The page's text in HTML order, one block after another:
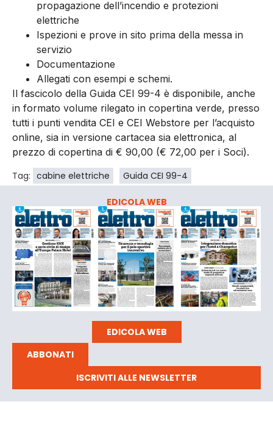
propagazione dell’incendio e protezioni
elettriche
Ispezioni e prove in sito prima della messa in
servizio
Documentazione
Allegati con esempi e schemi.
Il fascicolo della Guida CEI 99-4 è disponibile, anche
in formato volume rilegato in copertina verde, presso
tutti i punti vendita CEI e CEI Webstore per l’acquisto
online, sia in versione cartacea sia elettronica, al
prezzo di copertina di € 90,00 (€ 72,00 per i Soci).
Tag: cabine elettriche Guida CEI 99-4
EDICOLA WEB
EDICOLA WEB
ABBONATI
ISCRIVITI ALLE NEWSLETTER